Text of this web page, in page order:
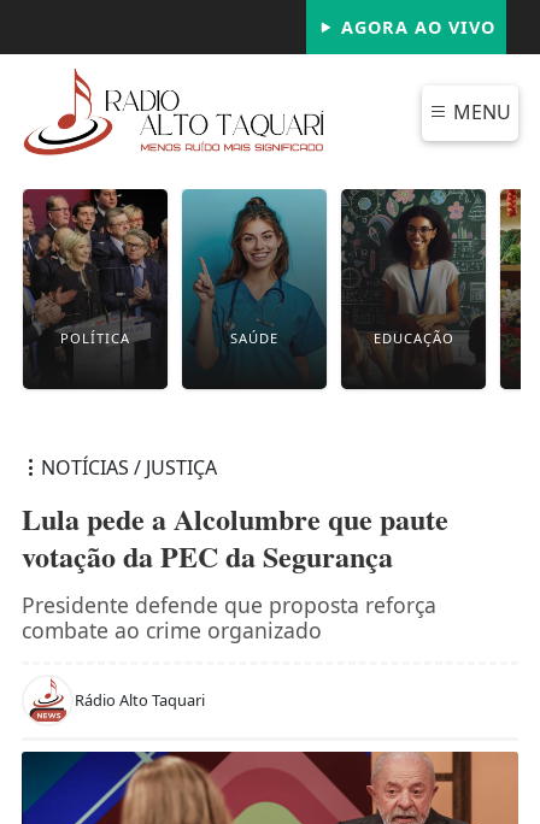
AGORA AO VIVO
MENU
POLÍTICA SAÚDE EDUCAÇÃO
NOTÍCIAS / JUSTIÇA
Lula pede a Alcolumbre que paute
votação da PEC da Segurança
Presidente defende que proposta reforça
combate ao crime organizado
Rádio Alto Taquari